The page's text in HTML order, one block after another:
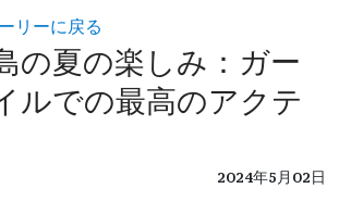
リーに戻る
の夏の楽しみ：ガー
ルでの最高のアクテ
2024年5月02日